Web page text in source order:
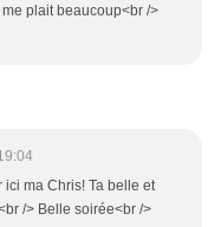
plait beaucoup<br />
ma Chris! Ta belle et
/> Belle soirée<br />